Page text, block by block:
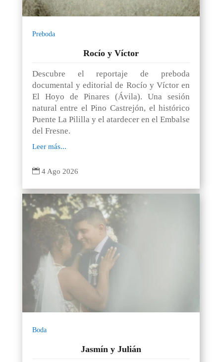
Preboda
Rocío y Víctor
Descubre el reportaje de preboda
documental y editorial de Rocío y Víctor en
El Hoyo de Pinares (Ávila). Una sesión
natural entre el Pino Castrejón, el histórico
Puente La Pililla y el atardecer en el Embalse
del Fresne.
Leer más...
 4 Ago 2026
Boda
Jasmín y Julián